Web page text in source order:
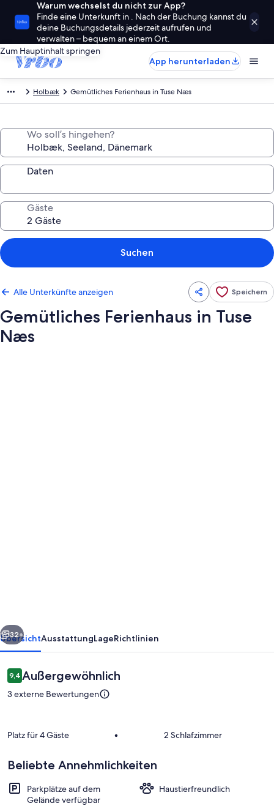
Warum wechselst du nicht zur App?
Finde eine Unterkunft in . Nach der Buchung kannst du
deine Buchungsdetails jederzeit aufrufen und
verwalten – bequem an einem Ort.
Zum Hauptinhalt springen
App herunterladen
Holbæk Gemütliches Ferienhaus in Tuse Næs
Wo soll’s hingehen?
Daten
Gäste
Suchen
Alle Unterkünfte anzeigen Speichern
Gemütliches Ferienhaus in Tuse
Næs
Außenbereich
Weiter
32+
ÜbersichtAusstattungLageRichtlinien
Bewertungen
9,49,4 von 10.
Außergewöhnlich
3 externe Bewertungen
Platz für 4 Gäste • 2 Schlafzimmer
Beliebte Annehmlichkeiten
Parkplätze auf dem
Gelände verfügbar
Haustierfreundlich